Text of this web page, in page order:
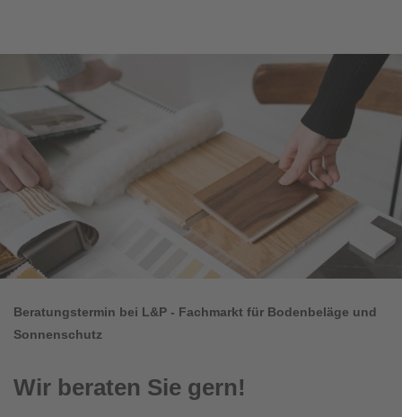
Beratungstermin bei L&P - Fachmarkt für Bodenbeläge und
Sonnenschutz
Wir beraten Sie gern!